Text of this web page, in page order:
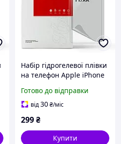
Набір гідрогелевої плівки
на телефон Apple iPhone
Clear + Matte, (ARM66852)
Готово до відправки
від30₴/міс
299₴
Купити